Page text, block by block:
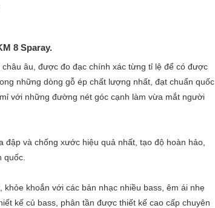
8 Sparay.
âu, được đo đạc chính xác từng tỉ lệ để có được
những dòng gỗ ép chất lượng nhất, đạt chuẩn quốc
với những đường nét góc cạnh làm vừa mắt người
và chống xước hiệu quả nhất, tạo độ hoàn hảo,
quốc.
khoắn với các bản nhạc nhiều bass, êm ái nhẹ
kế củ bass, phân tần được thiết kế cao cấp chuyên